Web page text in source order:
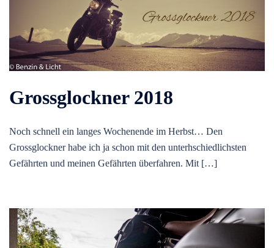
Grossglockner 2018
Noch schnell ein langes Wochenende im Herbst… Den
Grossglockner habe ich ja schon mit den unterhschiedlichsten
Gefährten und meinen Gefährten überfahren. Mit […]